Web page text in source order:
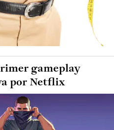
gameplay
por Netflix